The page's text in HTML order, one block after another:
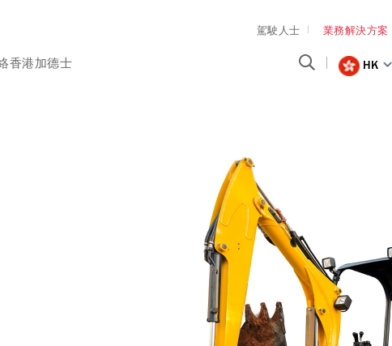
駕駛人士 業務解決方案
香港加德士 HK